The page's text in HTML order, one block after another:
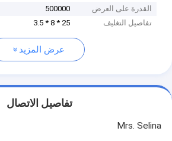
القدرة على العرض
500000
تفاصيل التغليف
25 * 8 * 3.5
عرض المزيد
تفاصيل الاتصال
Mrs. Selina